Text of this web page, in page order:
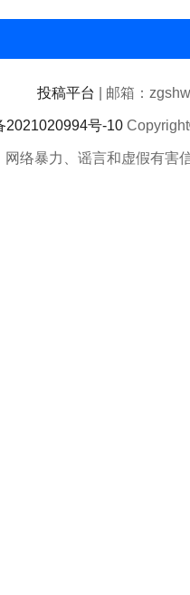
投稿平台 | 邮箱：
2021020994号-10
络暴力、谣言和虚假有